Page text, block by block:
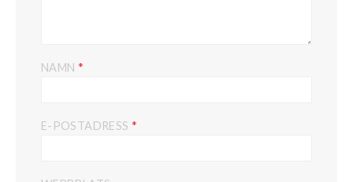
NAMN *
E-POSTADRESS *